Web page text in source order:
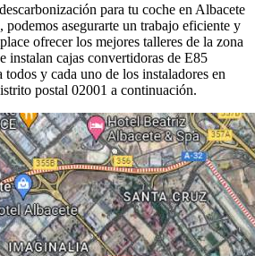
para tu coche en Albacete
, podemos asegurarte un trabajo eficiente y
ofrecer los mejores talleres de la zona
instalan cajas convertidoras de E85
y cada uno de los instaladores en
postal 02001 a continuación.